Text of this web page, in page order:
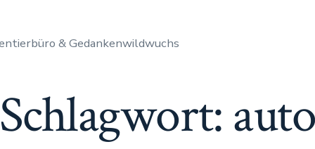
& Gedankenwildwuchs
Schlagwort:auto